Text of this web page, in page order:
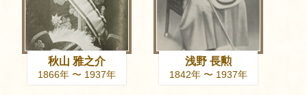
秋山 雅之介
1866年 〜 1937年
浅野 長勲
1842年 〜 1937年